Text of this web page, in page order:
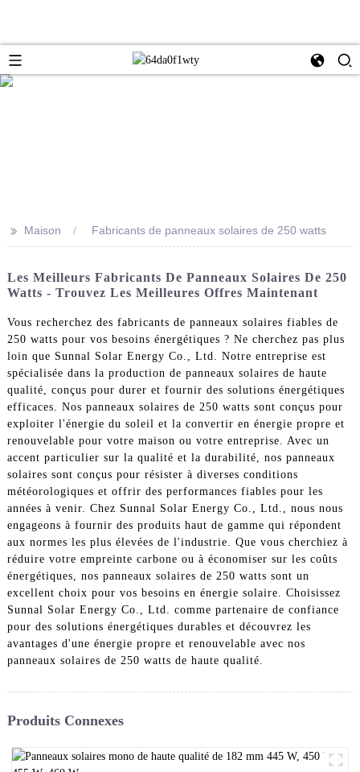
>> Maison Fabricants de panneaux solaires de 250 watts
Les Meilleurs Fabricants De Panneaux Solaires De 250
Watts - Trouvez Les Meilleures Offres Maintenant
Vous recherchez des fabricants de panneaux solaires fiables de
250 watts pour vos besoins énergétiques ? Ne cherchez pas plus
loin que Sunnal Solar Energy Co., Ltd. Notre entreprise est
spécialisée dans la production de panneaux solaires de haute
qualité, conçus pour durer et fournir des solutions énergétiques
efficaces. Nos panneaux solaires de 250 watts sont conçus pour
exploiter l'énergie du soleil et la convertir en énergie propre et
renouvelable pour votre maison ou votre entreprise. Avec un
accent particulier sur la qualité et la durabilité, nos panneaux
solaires sont conçus pour résister à diverses conditions
météorologiques et offrir des performances fiables pour les
années à venir. Chez Sunnal Solar Energy Co., Ltd., nous nous
engageons à fournir des produits haut de gamme qui répondent
aux normes les plus élevées de l'industrie. Que vous cherchiez à
réduire votre empreinte carbone ou à économiser sur les coûts
énergétiques, nos panneaux solaires de 250 watts sont un
excellent choix pour vos besoins en énergie solaire. Choisissez
Sunnal Solar Energy Co., Ltd. comme partenaire de confiance
pour des solutions énergétiques durables et découvrez les
avantages d'une énergie propre et renouvelable avec nos
panneaux solaires de 250 watts de haute qualité.
Produits Connexes